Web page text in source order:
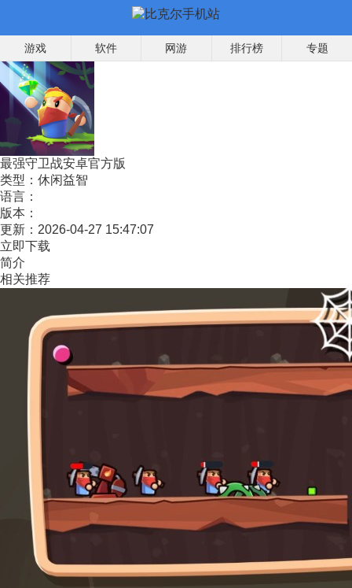
游戏 软件 网游 排行榜 专题
最强守卫战安卓官方版
类型： 休闲益智
语言：
版本：
更新： 2026-04-27 15:47:07
立即下载
简介
相关推荐